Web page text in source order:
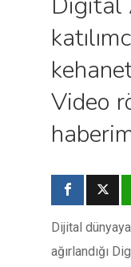
Video
Dijital
ağırlandığı